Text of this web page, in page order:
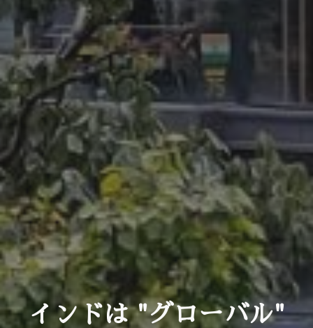
インドは "グローバル"